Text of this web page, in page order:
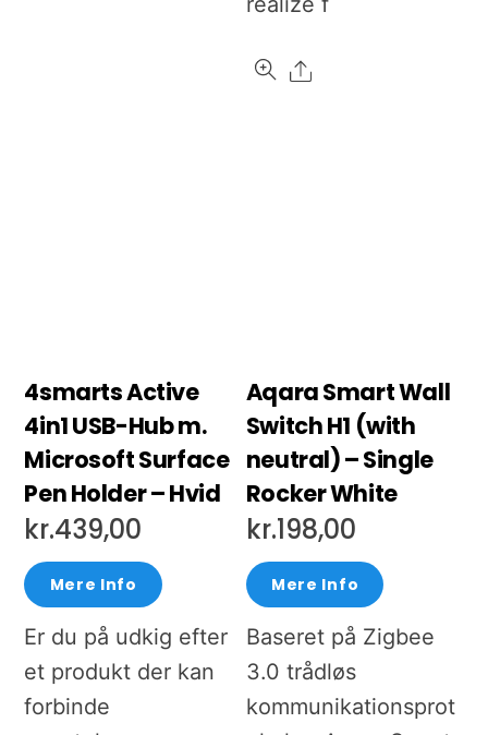
Share
4smarts Active
4in1 USB-Hub m.
Microsoft Surface
Pen Holder – Hvid
kr.439,00
Mere Info
Er du på udkig efter
et produkt der kan
forbinde
Aqara Smart Wall
Switch H1 (with
neutral) – Single
Rocker White
kr.198,00
Mere Info
Baseret på Zigbee
3.0 trådløs
kommunikationsprot